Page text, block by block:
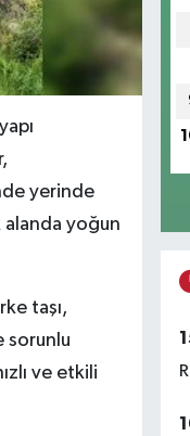
yerinde
yoğun
taşı,
sorunlu
ve etkili